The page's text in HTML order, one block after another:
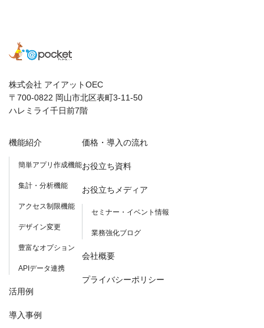
株式会社 アイアットOEC
〒700-0822 岡山市北区表町3-11-50
ハレミライ千日前7階
機能紹介
簡単アプリ作成機能
集計・分析機能
アクセス制限機能
デザイン変更
豊富なオプション
APIデータ連携
活用例
導入事例
価格・導入の流れ
お役立ち資料
お役立ちメディア
セミナー・イベント情報
業務強化ブログ
会社概要
プライバシーポリシー